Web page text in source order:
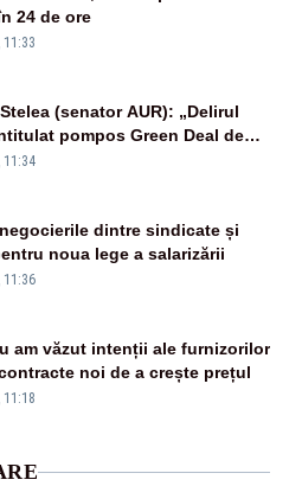
24 de ore
11:33
(senator AUR): „Delirul
pompos Green Deal de
este în mare măsură
11:34
dintre sindicate și
noua lege a salarizării
11:36
am văzut intenții ale furnizorilor
noi de a crește prețul
11:18